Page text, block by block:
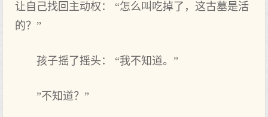
让自己找回主动权： “怎么叫吃掉了，这古墓是活
的？”
孩子摇了摇头： “我不知道。”
”不知道？”